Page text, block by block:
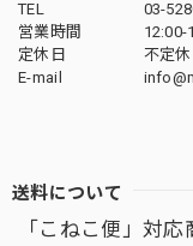
TEL
03-
営業時間
12:00-
定休日
不定休
E-mail
送料について
「こねこ便」対応